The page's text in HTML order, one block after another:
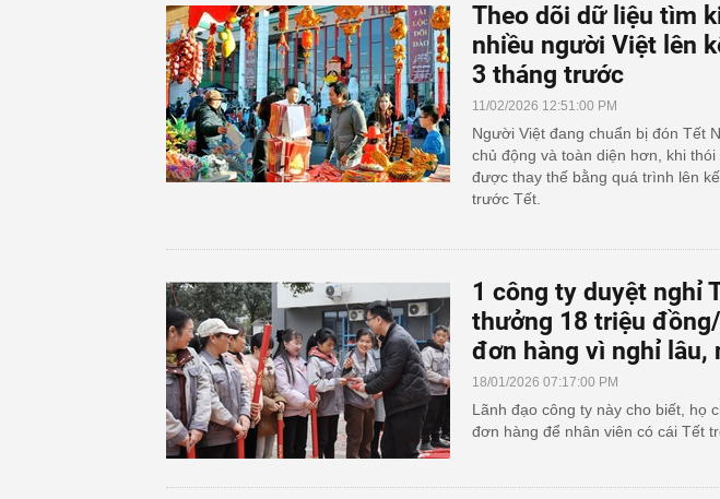
Theo dõi dữ liệu tìm
nhiều người Việt lên
3 tháng trước
11/02/2026 12:51:00 PM
Người Việt đang chuẩn bị đón Tết
chủ động và toàn diện hơn, khi
được thay thế bằng quá trình lên
trước Tết.
1 công ty duyệt nghỉ
thưởng 18 triệu
đơn hàng vì nghỉ lâu,
18/01/2026 07:17:00 PM
Lãnh đạo công ty này cho biết, họ
đơn hàng để nhân viên có cái Tết